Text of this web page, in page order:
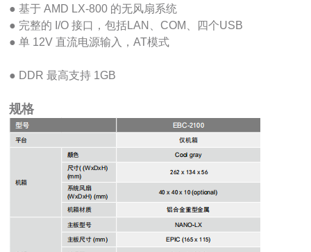
● 基于 AMD LX-800 的无风扇系统
● 完整的 I/O 接口，包括LAN、COM、四个USB
● 单 12V 直流电源输入，AT模式
● DDR 最高支持 1GB
规格